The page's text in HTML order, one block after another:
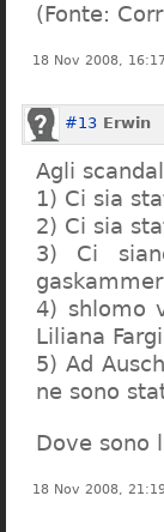
(Fonte:
18 Nov 2008, 16:17
#13 Erwin
Agli
1) Ci sia
2) Ci sia
3) Ci
4) shlomo
Liliana
5) Ad
ne sono
Dove sono
18 Nov 2008,